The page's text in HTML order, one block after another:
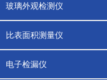
玻璃外观检测仪
比表面积测量仪
电子检漏仪